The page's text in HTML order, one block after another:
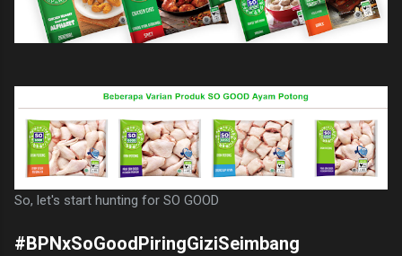
So, let's start hunting for SO GOOD
#BPNxSoGoodPiringGiziSeimbang